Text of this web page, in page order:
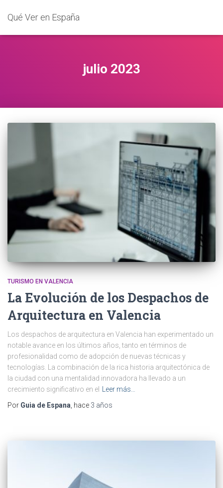
Qué Ver en España
julio 2023
TURISMO EN VALENCIA
La Evolución de los Despachos de
Arquitectura en Valencia
Los despachos de arquitectura en Valencia han experimentado un
notable avance en los últimos años, tanto en términos de
profesionalidad como de adopción de nuevas técnicas y
tecnologías. La combinación de la rica historia arquitectónica de
la ciudad con una mentalidad innovadora ha llevado a un
crecimiento significativo en el
Leer más…
Por Guia de Espana , hace 3 años